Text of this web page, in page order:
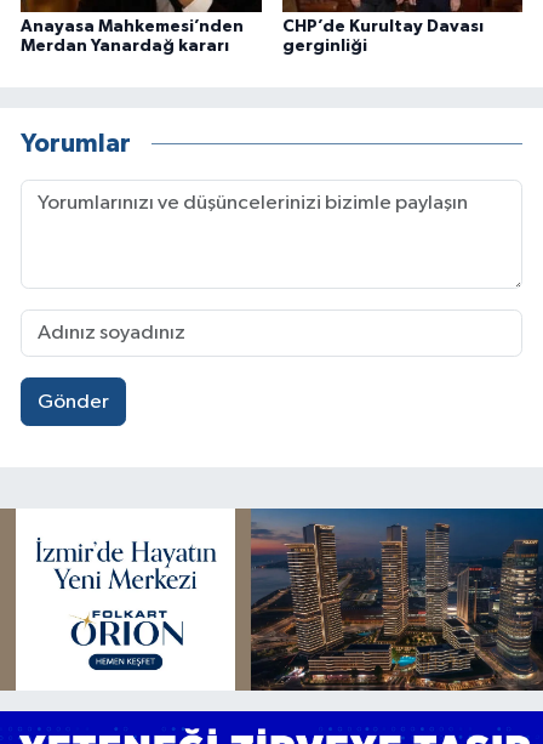
Anayasa Mahkemesi’nden
Merdan Yanardağ kararı
CHP’de Kurultay Davası
gerginliği
Yorumlar
Gönder